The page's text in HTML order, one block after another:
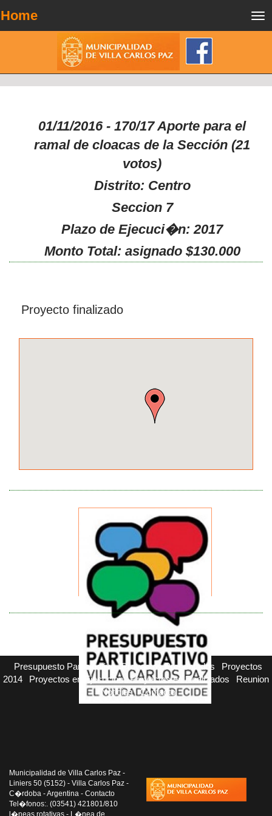
Home
01/11/2016 - 170/17 Aporte para el
ramal de cloacas de la Sección (21
votos)
Distrito: Centro
Seccion 7
Plazo de Ejecuci�n: 2017
Monto Total: asignado $130.000
Proyecto finalizado
Presupuesto Participativo Proyectos Presentados
Proyectos
2014
Proyectos en Ejecucion Proyectos en Realizados
Reunion
Noticias
Contacto
Municipalidad de Villa Carlos Paz -
Liniers 50 (5152) - Villa Carlos Paz -
C�rdoba - Argentina - Contacto
Tel�fonos:. (03541) 421801/810
l�neas rotativas - L�nea de